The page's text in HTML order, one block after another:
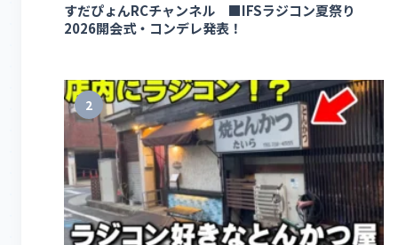
すだぴょんRCチャンネル ■IFSラジコン夏祭り
2026開会式・コンデレ発表！
2